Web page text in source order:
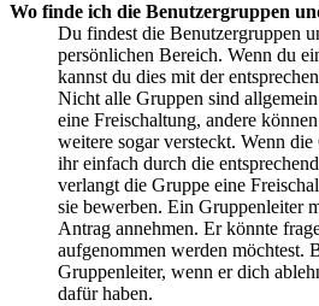
Wo finde ich die Benutzergruppen
Du findest die Benutzergruppen
persönlichen Bereich. Wenn du
kannst du dies mit der
Nicht alle Gruppen sind
eine Freischaltung, andere
weitere sogar versteckt. Wenn
ihr einfach durch die
verlangt die Gruppe eine
sie bewerben. Ein Gruppenleiter
Antrag annehmen. Er könnte
aufgenommen werden möchtest.
Gruppenleiter, wenn er dich
dafür haben.